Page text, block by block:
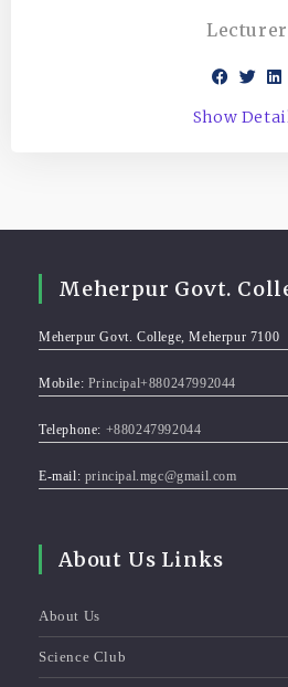
Lecturer
Show
Meherpur Govt.
Meherpur Govt. College, Meherpur 7100
Mobile: Principal+880247992044
Telephone: +880247992044
E-mail: principal.mgc@gmail.com
About Us Links
About Us
Science Club